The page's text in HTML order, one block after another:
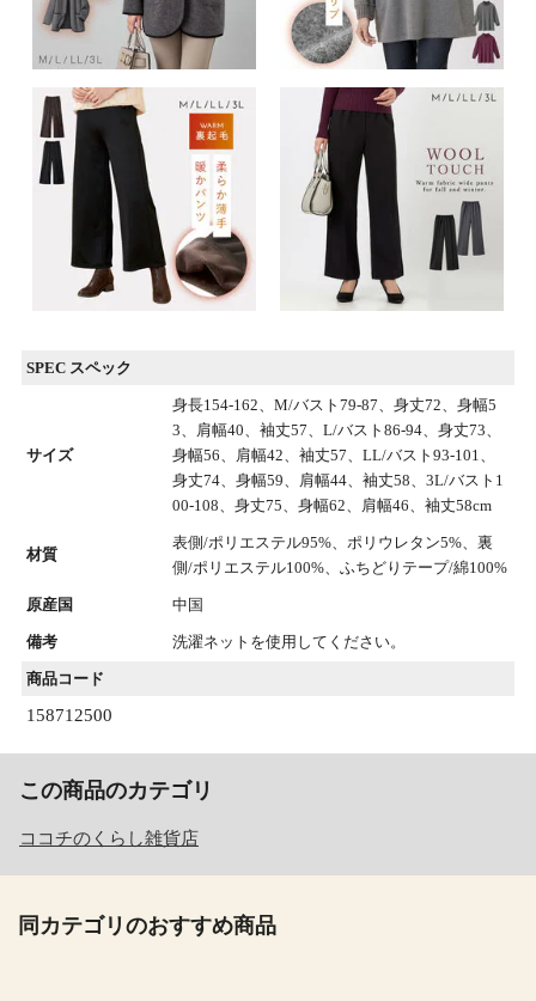
SPEC スペック
サイズ
身長154-162、M/バスト79-87、身丈72、身幅5
3、肩幅40、袖丈57、L/バスト86-94、身丈73、
身幅56、肩幅42、袖丈57、LL/バスト93-101、
身丈74、身幅59、肩幅44、袖丈58、3L/バスト1
00-108、身丈75、身幅62、肩幅46、袖丈58cm
材質
表側/ポリエステル95%、ポリウレタン5%、裏
側/ポリエステル100%、ふちどりテープ/綿100%
原産国 中国
備考 洗濯ネットを使用してください。
商品コード
158712500
この商品のカテゴリ
ココチのくらし雑貨店
同カテゴリのおすすめ商品